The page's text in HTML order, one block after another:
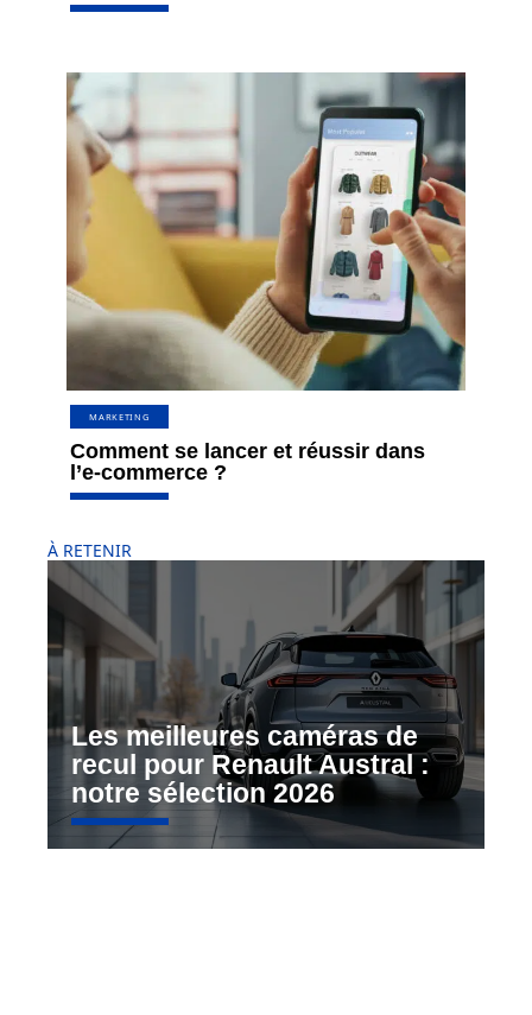
MARKETING
Comment se lancer et réussir dans
l’e-commerce ?
À RETENIR
Les meilleures caméras de
recul pour Renault Austral :
notre sélection 2026